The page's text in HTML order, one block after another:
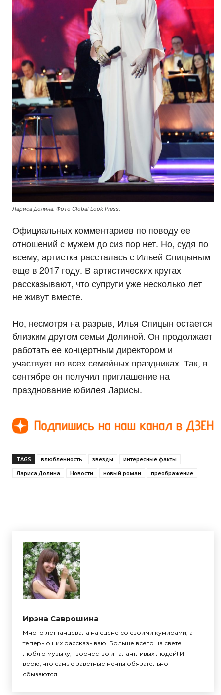
Лариса Долина. Фото Global Look Press.
Официальных комментариев по поводу ее
отношений с мужем до сиз пор нет. Но, судя по
всему, артистка рассталась с Ильей Спицыным
еще в 2017 году. В артистических кругах
рассказывают, что супруги уже несколько лет
не живут вместе.
Но, несмотря на разрыв, Илья Спицын остается
близким другом семьи Долиной. Он продолжает
работать ее концертным директором и
участвует во всех семейных праздниках. Так, в
сентябре он получил приглашение на
празднование юбилея Ларисы.
TAGS влюбленность звезды
интересные факты
Лариса Долина
Новости новый роман преображение
Ирэна Саврошина
Много лет танцевала на сцене со своими кумирами, а
теперь о них рассказываю. Больше всего на свете
люблю музыку, творчество и талантливых людей! И
верю, что самые заветные мечты обязательно
сбываются!